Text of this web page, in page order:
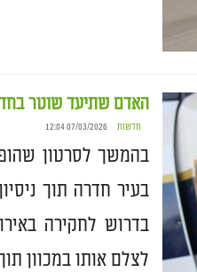
האדם שתיעד שוטר
חדשות 07/03/2026 12:04
בהמשך לסרטון
בעיר חדרה תוך
בדרוש לחקירה
לצלם אותו במכוון